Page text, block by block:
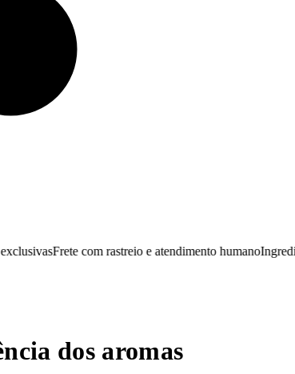
Frete com rastreio e atendimento humano
dos aromas